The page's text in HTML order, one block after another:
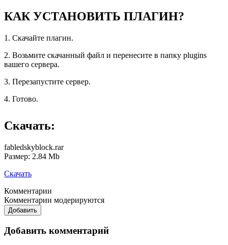
КАК УСТАНОВИТЬ ПЛАГИН?
1. Скачайте плагин.
2. Возьмите скачанный файл и перенесите в папку plugins
вашего сервера.
3. Перезапустите сервер.
4. Готово.
Скачать:
fabledskyblock.rar
Размер: 2.84 Mb
Скачать
Комментарии
Комментарии модерируются
Добавить
Добавить комментарий